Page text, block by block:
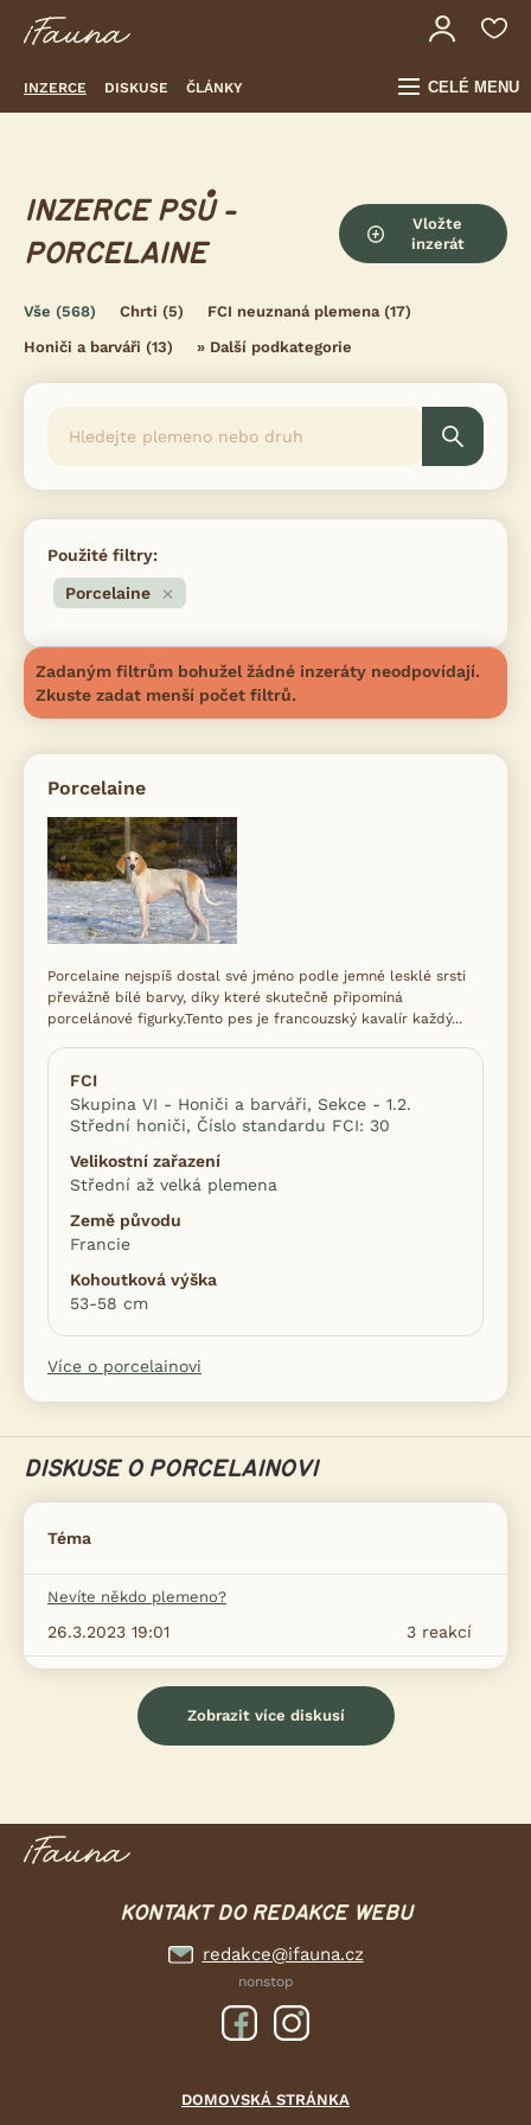
INZERCE DISKUSE ČLÁNKY CELÉ MENU
INZERCE PSŮ -
PORCELAINE
Vložte
inzerát
Vše (568) Chrti (5) FCI neuznaná plemena(17)
Honiči a barváři (13) » Další podkategorie
Použité filtry:
Porcelaine
Zadaným filtrům bohužel žádné inzeráty neodpovídají.
Zkuste zadat menší počet filtrů.
Porcelaine
Porcelaine nejspíš dostal své jméno podle jemné lesklé srsti
převážně bílé barvy, díky které skutečně připomíná
porcelánové figurky.Tento pes je francouzský kavalír každý...
FCI
Skupina VI - Honiči a barváři, Sekce - 1.2.
Střední honiči, Číslo standardu FCI: 30
Velikostní zařazení
Střední až velká plemena
Země původu
Francie
Kohoutková výška
53-58 cm
Více o porcelainovi
DISKUSE O PORCELAINOVI
Téma
Nevíte někdo plemeno?
3 reakcí
26.3.2023 19:01
Zobrazit více diskusí
KONTAKT DO REDAKCE WEBU
redakce@ifauna.cz
nonstop
DOMOVSKÁ STRÁNKA